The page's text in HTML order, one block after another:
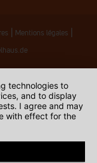
Mentions légales
technologies to
and to display
I agree and may
with effect for the